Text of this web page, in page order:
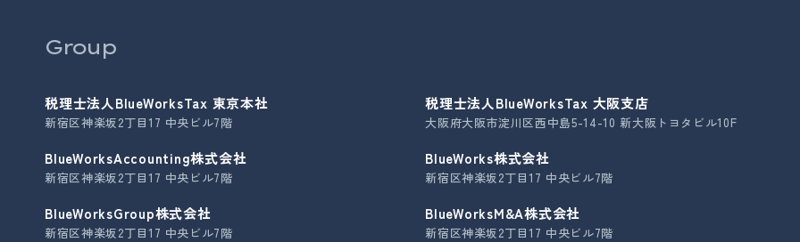
Group
税理士法人BlueWorksTax 東京本社
新宿区神楽坂2丁目17 中央ビル7階
税理士法人BlueWorksTax 大阪支店
大阪府大阪市淀川区西中島5-14-10 新大阪トヨタビル10F
BlueWorksAccounting株式会社
新宿区神楽坂2丁目17 中央ビル7階
BlueWorks株式会社
新宿区神楽坂2丁目17 中央ビル7階
BlueWorksGroup株式会社
新宿区神楽坂2丁目17 中央ビル7階
BlueWorksM&A株式会社
新宿区神楽坂2丁目17 中央ビル7階